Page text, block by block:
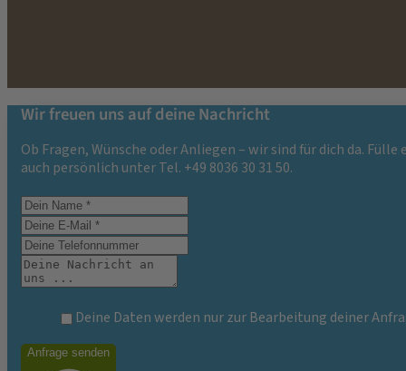
Wir freuen uns auf deine Nachricht
Ob Fragen, Wünsche oder Anliegen – wir sind für dich da.
auch persönlich unter Tel. +49 8036 30 31 50.
Deine Daten werden nur zur Bearbeitung deiner
Anfrage senden